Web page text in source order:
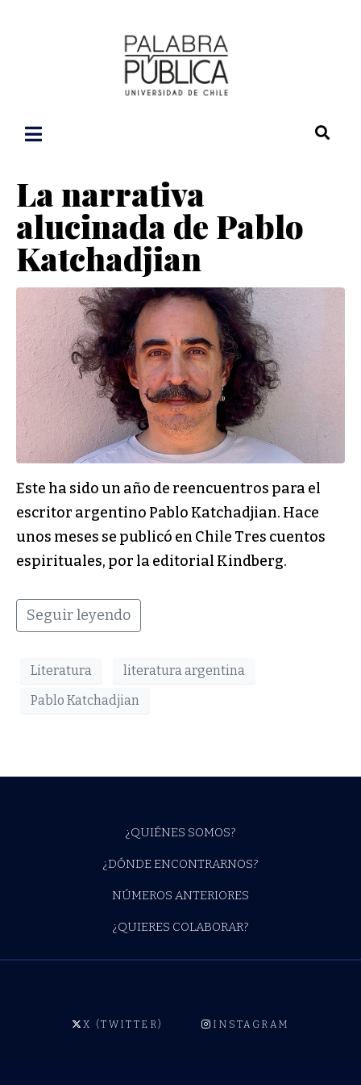
La narrativa
alucinada de Pablo
Katchadjian
Este ha sido un año de reencuentros para el
escritor argentino Pablo Katchadjian. Hace
unos meses se publicó en Chile Tres cuentos
espirituales, por la editorial Kindberg.
Seguir leyendo
Literatura
literatura argentina
Pablo Katchadjian
¿QUIÉNES SOMOS?
¿DÓNDE ENCONTRARNOS?
NÚMEROS ANTERIORES
¿QUIERES COLABORAR?
X (TWITTER) INSTAGRAM